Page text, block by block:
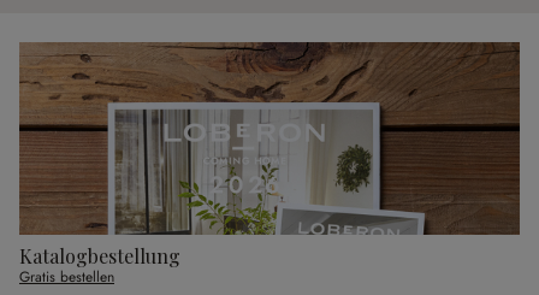
Katalogbestellung
Gratis bestellen